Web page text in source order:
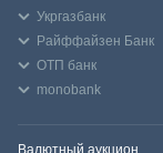
Укргазбанк
Райффайзен Банк
ОТП банк
monobank
Валютный аукцион